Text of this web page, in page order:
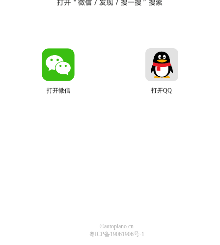
打开微信 打开QQ
©autopiano.cn
粤ICP备19061906号-1